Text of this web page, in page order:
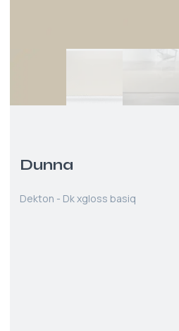
Dunna
Dekton - Dk xgloss basiq